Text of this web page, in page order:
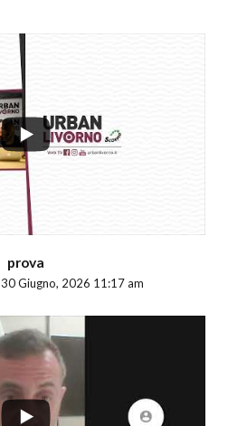
prova
30 Giugno, 2026 11:17 am